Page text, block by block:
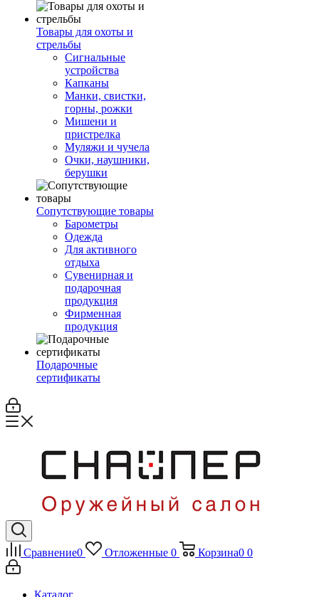
Товары для охоты и
стрельбы
Сигнальные
устройства
Капканы
Манки, свистки,
горны, рожки
Мишени и
пристрелка
Муляжи и чучела
Очки, наушники,
берушки
Сопутствующие товары
Барометры
Одежда
Для активного
отдыха
Сувенирная и
подарочная
продукция
Фирменная
продукция
Подарочные
сертификаты
Сравнение0 Отложенные 0 Корзина0 0
Каталог